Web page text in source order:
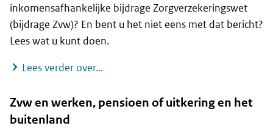
inkomensafhankelijke bijdrage Zorgverzekeringswet
(bijdrage Zvw)? En bent u het niet eens met dat bericht?
Lees wat u kunt doen.
Lees verder over...Niet eens met beslissing over mijn
Zvw en werken, pensioen of uitkering en het
buitenland